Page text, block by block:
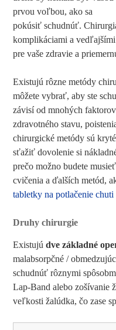
prvou voľbou, ako sa
pokúsiť schudnúť.
komplikáciami a
pre vaše zdravie a
Existujú rôzne metódy
môžete vybrať, aby ste
závisí od mnohých
zdravotného stavu,
chirurgické metódy sú
sťažiť dovolenie si
prečo možno budete
cvičenia a ďalších metód,
tabletky na potlačenie chuti
Druhy chirurgie
Existujúdve základné
malabsorpčné /
schudnúť rôznymi
Lap-Band alebo zošívanie
veľkosti žalúdka, čo zase